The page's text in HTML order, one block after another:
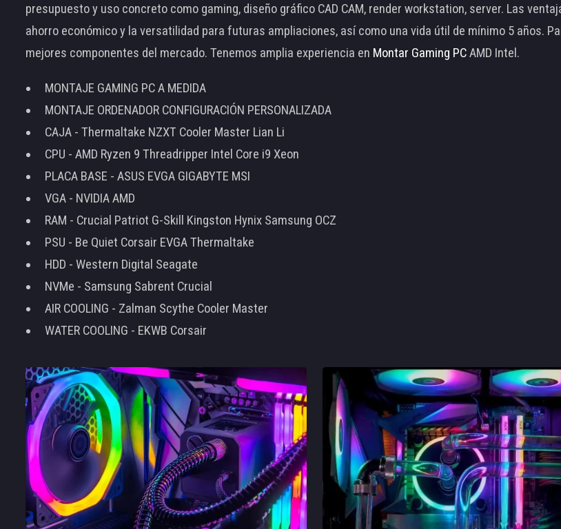
presupuesto y uso concreto como gaming, diseño gráfico CAD CAM, render workstation, server. Las
ahorro económico y la versatilidad para futuras ampliaciones, así como una vida útil de mínimo 5 años.
mejores componentes del mercado. Tenemos amplia experiencia en Montar Gaming PCAMD Intel.
MONTAJE GAMING PC A MEDIDA
MONTAJE ORDENADOR CONFIGURACIÓN PERSONALIZADA
CAJA - Thermaltake NZXT Cooler Master Lian Li
CPU - AMD Ryzen 9 Threadripper Intel Core i9 Xeon
PLACA BASE - ASUS EVGA GIGABYTE MSI
VGA - NVIDIA AMD
RAM - Crucial Patriot G-Skill Kingston Hynix Samsung OCZ
PSU - Be Quiet Corsair EVGA Thermaltake
HDD - Western Digital Seagate
NVMe - Samsung Sabrent Crucial
AIR COOLING - Zalman Scythe Cooler Master
WATER COOLING - EKWB Corsair